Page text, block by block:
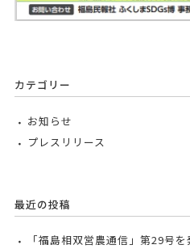
カテゴリー
お知らせ
プレスリリース
最近の投稿
「福島相双営農通信」第29号